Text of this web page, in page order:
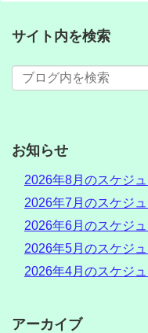
サイト内を検索
お知らせ
2026年8月のスケジ
2026年7月のスケジ
2026年6月のスケジ
2026年5月のスケジ
2026年4月のスケジ
アーカイブ